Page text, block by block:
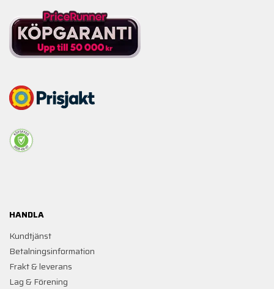
HANDLA
Kundtjänst
Betalningsinformation
Frakt & leverans
Lag & Förening